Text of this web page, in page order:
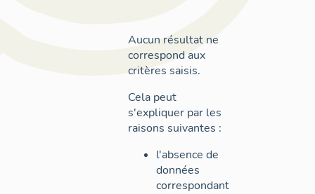
Aucun résultat ne
correspond aux
critères saisis.
Cela peut
s'expliquer par les
raisons suivantes :
l'absence de
données
correspondant